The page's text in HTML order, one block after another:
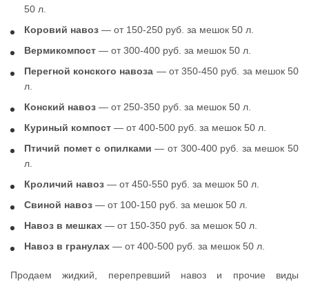
50 л.
Коровий навоз — от 150-250 руб. за мешок 50 л.
Вермикомпост — от 300-400 руб. за мешок 50 л.
Перегной конского навоза — от 350-450 руб. за мешок 50
л.
Конский навоз — от 250-350 руб. за мешок 50 л.
Куриный компост — от 400-500 руб. за мешок 50 л.
Птичий помет с опилками — от 300-400 руб. за мешок 50
л.
Кроличий навоз — от 450-550 руб. за мешок 50 л.
Свиной навоз — от 100-150 руб. за мешок 50 л.
Навоз в мешках — от 150-350 руб. за мешок 50 л.
Навоз в гранулах — от 400-500 руб. за мешок 50 л.
Продаем жидкий, перепревший навоз и прочие виды